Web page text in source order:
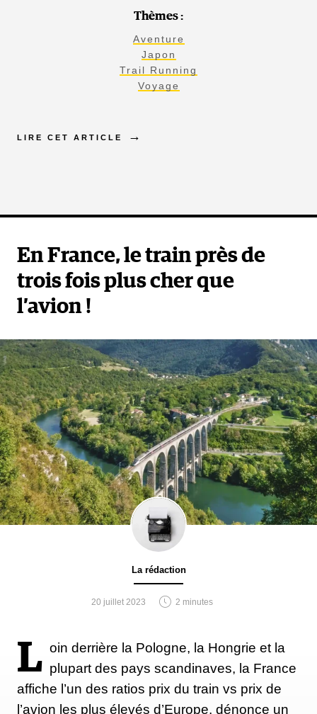
Thèmes :
Aventure
Japon
Trail Running
Voyage
LIRE CET ARTICLE
En France, le train près de
trois fois plus cher que
l’avion !
La rédaction
20 juillet 2023 2 minutes
L oin derrière la Pologne, la Hongrie et la
plupart des pays scandinaves, la France
affiche l’un des ratios prix du train vs prix de
l’avion les plus élevés d’Europe, dénonce un